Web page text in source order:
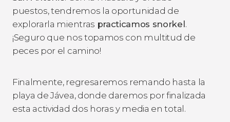
puestos, tendremos la oportunidad de
explorarla mientras practicamos snorkel.
¡Seguro que nos topamos con multitud de
peces por el camino!
Finalmente, regresaremos remando hasta la
playa de Jávea, donde daremos por finalizada
esta actividad dos horas y media en total.